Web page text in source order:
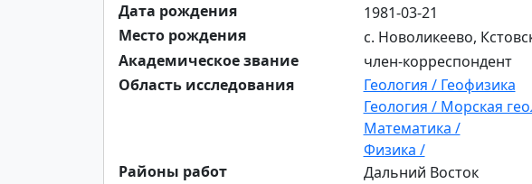
Дата рождения
1981-03-21
Место рождения
с. Новоликеево,
Академическое звание
член-корреспондент
Область исследования
Геология / Геофизика
Геология / Морская
Математика /
Физика /
Районы работ
Дальний Восток